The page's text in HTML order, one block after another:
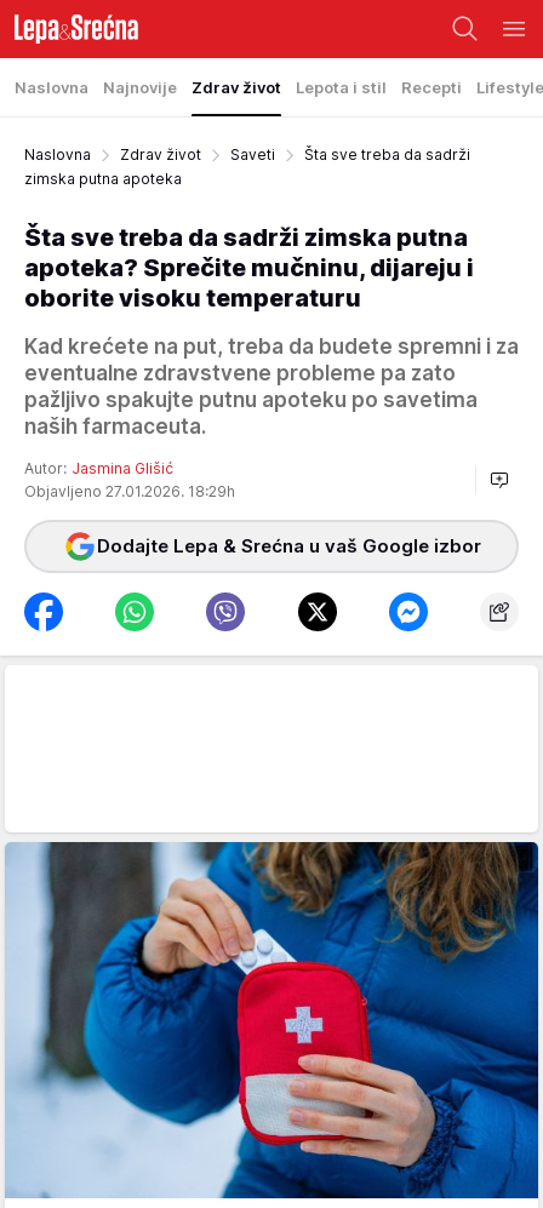
Naslovna Najnovije Zdrav život Lepota i stil Recepti Lifestyle
Naslovna Zdrav život Saveti
Šta sve treba da sadrži
zimska putna apoteka
Šta sve treba da sadrži zimska putna
apoteka? Sprečite mučninu, dijareju i
oborite visoku temperaturu
Kad krećete na put, treba da budete spremni i za
eventualne zdravstvene probleme pa zato
pažljivo spakujte putnu apoteku po savetima
naših farmaceuta.
Autor: Jasmina Glišić
Objavljeno 27.01.2026. 18:29h
Dodajte Lepa & Srećna u vaš Google izbor